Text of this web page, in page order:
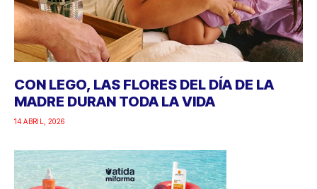
CON LEGO, LAS FLORES DEL DÍA DE LA
MADRE DURAN TODA LA VIDA
14 ABRIL, 2026